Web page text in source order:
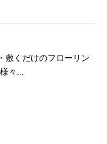
敷くだけのフローリン
々...